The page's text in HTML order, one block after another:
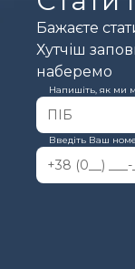
Бажаєте
Хутчіш
наберемо
Напишіть, як ми
Введіть Ваш